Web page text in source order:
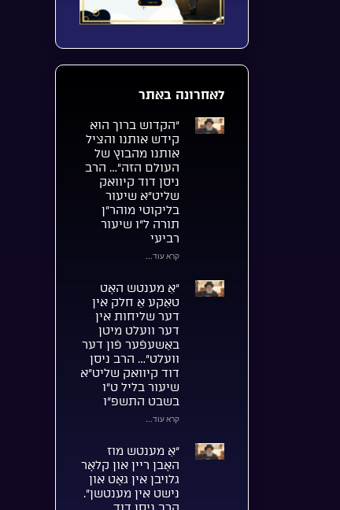
לאחרונה באתר
“הקדוש ברוך הוא
קידש אותנו והציל
אותנו מהבוץ של
העולם הזה”… הרב
ניסן דוד קיוואק
שליט”א שיעור
בליקוטי מוהר”ן
תורה ל”ו שיעור
רביעי
קרא עוד...
“אַ מענטש האָט
טאַקע אַ חלק אין
דער שליחות אין
דער וועלט מיטן
באַשעפֿער פֿון דער
וועלט”… הרב ניסן
דוד קיוואק שליט”א
שיעור בליל ט”ו
בשבט התשפ”ו
קרא עוד...
“אַ מענטש מוז
האָבן ריין און קלאָר
גלויבן אין גאָט און
נישט אין מענטשן”.